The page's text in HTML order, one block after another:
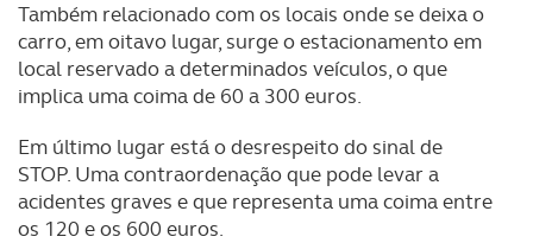
Também relacionado com os locais onde se deixa o
carro, em oitavo lugar, surge o estacionamento em
local reservado a determinados veículos, o que
implica uma coima de 60 a 300 euros.
Em último lugar está o desrespeito do sinal de
STOP. Uma contraordenação que pode levar a
acidentes graves e que representa uma coima entre
os 120 e os 600 euros.